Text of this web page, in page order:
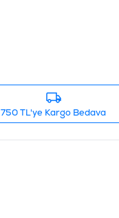
750 TL'ye Kargo Bedava